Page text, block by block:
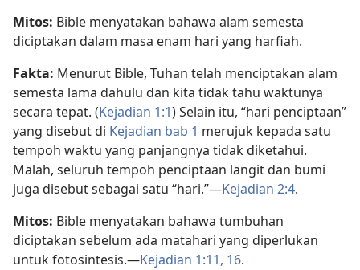
Mitos: Bible menyatakan bahawa alam semesta
diciptakan dalam masa enam hari yang harfiah.
Fakta: Menurut Bible, Tuhan telah menciptakan alam
semesta lama dahulu dan kita tidak tahu waktunya
secara tepat. (Kejadian 1:1) Selain itu, “hari penciptaan”
yang disebut di Kejadian bab 1 merujuk kepada satu
tempoh waktu yang panjangnya tidak diketahui.
Malah, seluruh tempoh penciptaan langit dan bumi
juga disebut sebagai satu “hari.”​—Kejadian 2:4.
Mitos: Bible menyatakan bahawa tumbuhan
diciptakan sebelum ada matahari yang diperlukan
untuk fotosintesis.​—Kejadian 1:​11, 16.